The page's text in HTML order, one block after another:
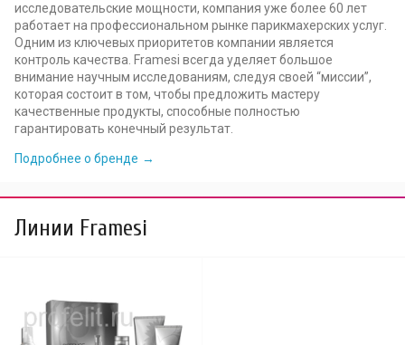
исследовательские мощности, компания уже более 60 лет
работает на профессиональном рынке парикмахерских услуг.
Одним из ключевых приоритетов компании является
контроль качества. Framesi всегда уделяет большое
внимание научным исследованиям, следуя своей “миссии”,
которая состоит в том, чтобы предложить мастеру
качественные продукты, способные полностью
гарантировать конечный результат.
Подробнее о бренде
Линии Framesi